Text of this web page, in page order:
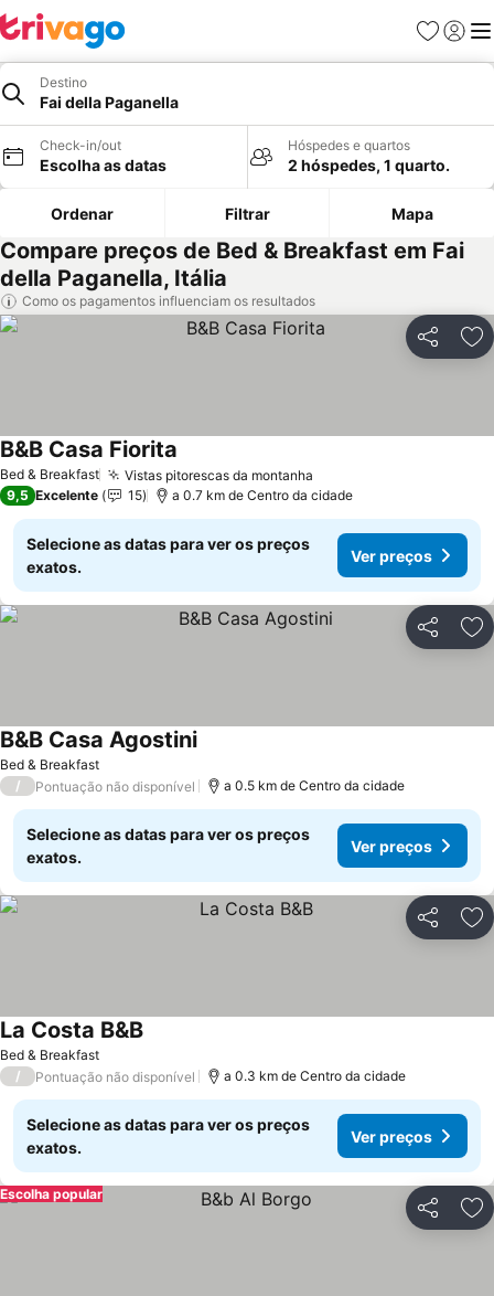
Favoritos
Iniciar
Destino
Fai della Paganella
Check-in/out
Escolha as datas
Hóspedes e quartos
2 hóspedes, 1 quarto.
Ordenar Filtrar Mapa
Compare preços de Bed & Breakfast em Fai
della Paganella, Itália
Como os pagamentos influenciam os resultados
Partilhar
Bed & Breakfast Vistas pitorescas da montanha
B&B Casa Fiorita
9,5 Excelente 15 a 0.7 km de Centro da cidade
Selecione as datas para ver os preços
exatos.
Ver preços
Partilhar
Bed & Breakfast
B&B Casa Agostini
/ Pontuação não disponível a 0.5 km de Centro da cidade
Selecione as datas para ver os preços
exatos.
Ver preços
Partilhar
Bed & Breakfast
La Costa B&B
/ Pontuação não disponível a 0.3 km de Centro da cidade
Selecione as datas para ver os preços
exatos.
Ver preços
Partilhar
Escolha popular